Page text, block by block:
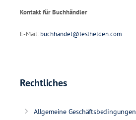
Kontakt für Buchhändler
E-Mail: buchhandel@testhelden.com
Rechtliches
Allgemeine Geschäftsbedingungen